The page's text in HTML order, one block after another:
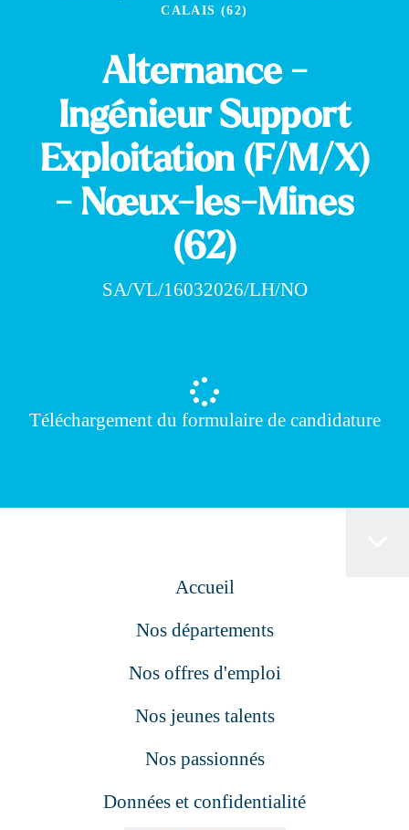
CALAIS (62)
Alternance -
Ingénieur Support
Exploitation (F/M/X)
- Nœux-les-Mines
(62)
SA/VL/16032026/LH/NO
Téléchargement du formulaire de candidature
Accueil
Nos départements
Nos offres d'emploi
Nos jeunes talents
Nos passionnés
Données et confidentialité